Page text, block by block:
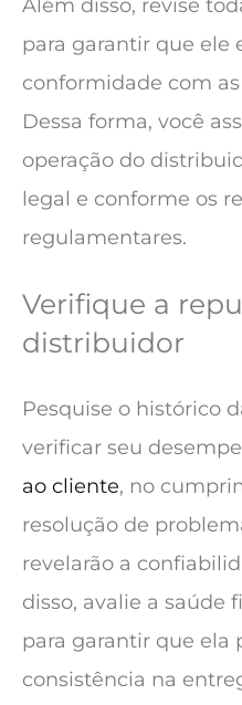
Além disso, revise
para garantir que ele
conformidade com as
Dessa forma, você
operação do
legal e conforme os
regulamentares.
Verifique a
distribuidor
Pesquise o histórico
verificar seu
ao cliente, no
resolução de
revelarão a
disso, avalie a saúde
para garantir que ela
consistência na